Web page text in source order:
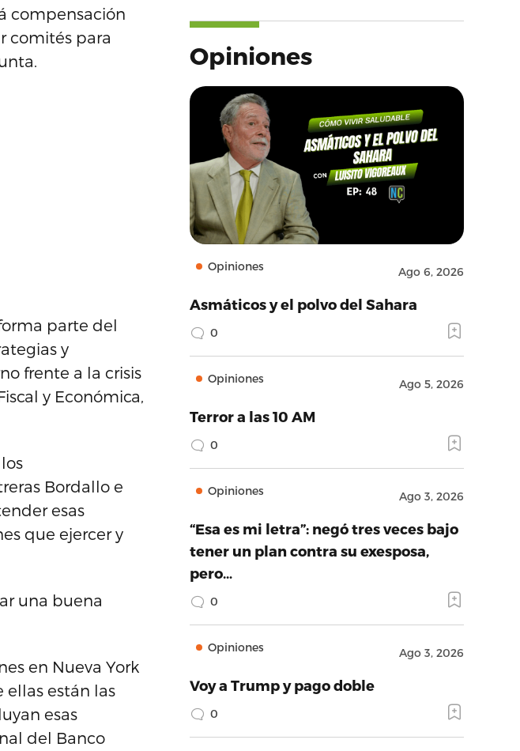
compensación
comités para
parte del
y
frente a la crisis
y Económica,
Bordallo e
esas
que ejercer y
una buena
en Nueva York
ellas están las
esas
del Banco
Opiniones
Opiniones Ago 6, 2026
Asmáticos y el polvo del Sahara
0
Opiniones Ago 5, 2026
Terror a las 10 AM
0
Opiniones Ago 3, 2026
“Esa es mi letra”: negó tres veces bajo
tener un plan contra su exesposa,
pero…
0
Opiniones Ago 3, 2026
Voy a Trump y pago doble
0